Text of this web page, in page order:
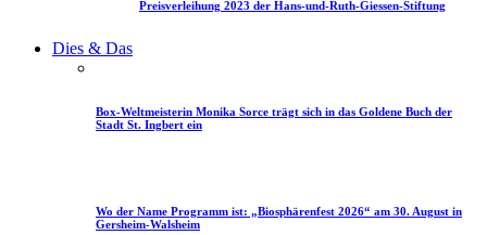
Preisverleihung 2023 der Hans-und-Ruth-Giessen-Stiftung
Dies & Das
Box-Weltmeisterin Monika Sorce trägt sich in das Goldene Buch der
Stadt St. Ingbert ein
Wo der Name Programm ist: „Biosphärenfest 2026“ am 30. August in
Gersheim-Walsheim